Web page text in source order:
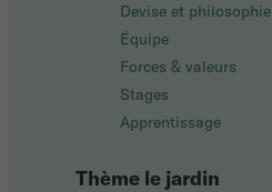
Devise et philosophie
Équipe
Forces & valeurs
Stages
Apprentissage
Thème le jardin